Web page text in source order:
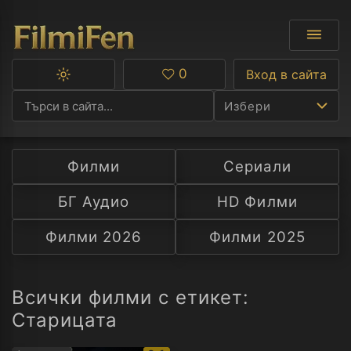
Избери
Ф
С
А
Превключване
тъмна
тема
Любими
0 Вход в сайта
Филми
Сериали
БГ Аудио
HD Филми
Филми 2026
Филми 2025
Всички филми с етикет:
Старицата